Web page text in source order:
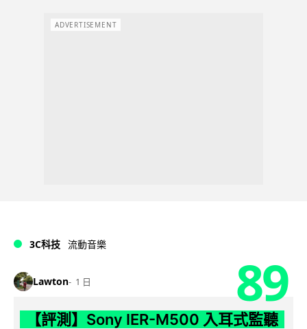
ADVERTISEMENT
3C科技 流動音樂
Lawton 1 日 89
【評測】Sony IER-M500 入耳式監聽